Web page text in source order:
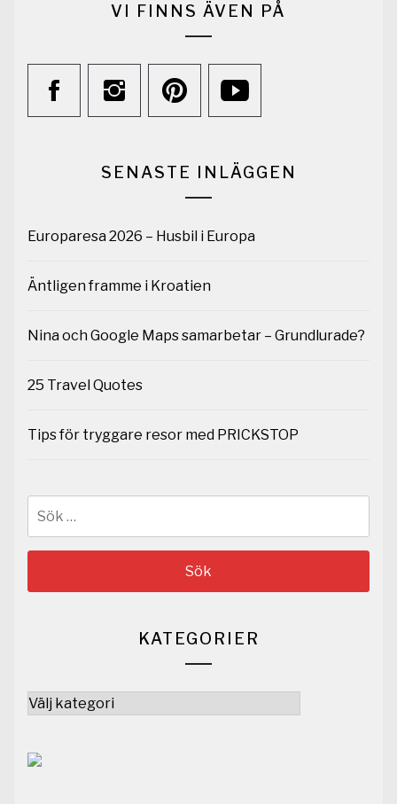
VI FINNS ÄVEN PÅ
SENASTE INLÄGGEN
Europaresa 2026 – Husbil i Europa
Äntligen framme i Kroatien
Nina och Google Maps samarbetar – Grundlurade?
25 Travel Quotes
Tips för tryggare resor med PRICKSTOP
KATEGORIER
Kategorier